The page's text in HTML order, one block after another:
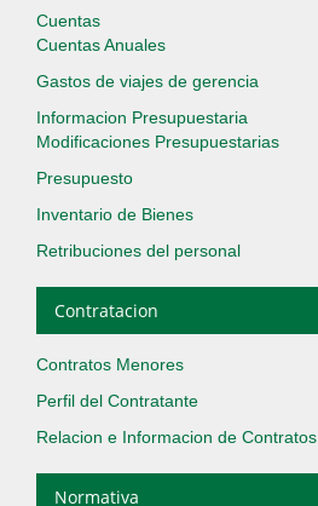
Cuentas
Cuentas Anuales
Gastos de viajes de gerencia
Informacion Presupuestaria
Modificaciones Presupuestarias
Presupuesto
Inventario de Bienes
Retribuciones del personal
Contratacion
Contratos Menores
Perfil del Contratante
Relacion e Informacion de Contratos
Normativa